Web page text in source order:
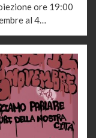
ore 19:00
al 4…